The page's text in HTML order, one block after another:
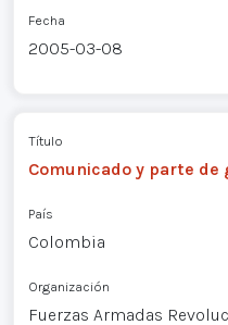
Fecha
2005-03-08
Título
Comunicado y parte
País
Colombia
Organización
Fuerzas Armadas